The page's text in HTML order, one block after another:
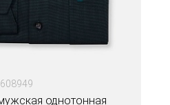
однотонная